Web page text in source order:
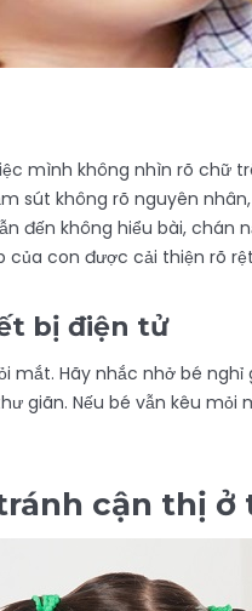
mình không nhìn rõ chữ
sút không rõ nguyên
đến không hiểu bài, chán
của con được cải thiện rõ
bị điện tử
Hãy nhắc nhở bé nghỉ
giãn. Nếu bé vẫn kêu
cận thị ở